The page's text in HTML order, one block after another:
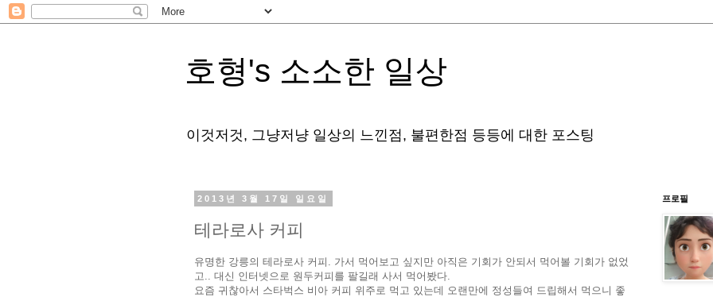
호형's 소소한 일상
이것저것, 그냥저냥 일상의 느낀점, 불편한점 등등에 대한 포스팅
2013년 3월 17일 일요일
테라로사 커피
유명한 강릉의 테라로사 커피. 가서 먹어보고 싶지만 아직은 기회가 안되서 먹어볼 기회가 없었
고.. 대신 인터넷으로 원두커피를 팔길래 사서 먹어봤다.
요즘 귀찮아서 스타벅스 비아 커피 위주로 먹고 있는데 오랜만에 정성들여 드립해서 먹으니 좋
프로필